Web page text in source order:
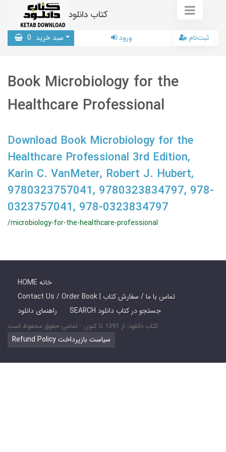
کتاب دانلود
سبد خرید 0 ورود ثبت‌نام
Book Microbiology for the
Healthcare Professional
Download Book Microbiology for the
Healthcare Professional 3rd Edition,
Karin C. VanMeter, Robert J. Hubert,
9780323757041, 9780323834797, 978-
0323757041, 978-0323834797
/microbiology-for-the-healthcare-professional
HOME خانه
Contact Us / Order Book | تماس با ما / سفارش کتاب
راهنمای دانلود
SEARCH جستجو در کتاب دانلود
کتاب دانلود: از 1391 تا کنون - تمامی حقوق محفوظ است
Refund Policy سیاست بازپرداخت